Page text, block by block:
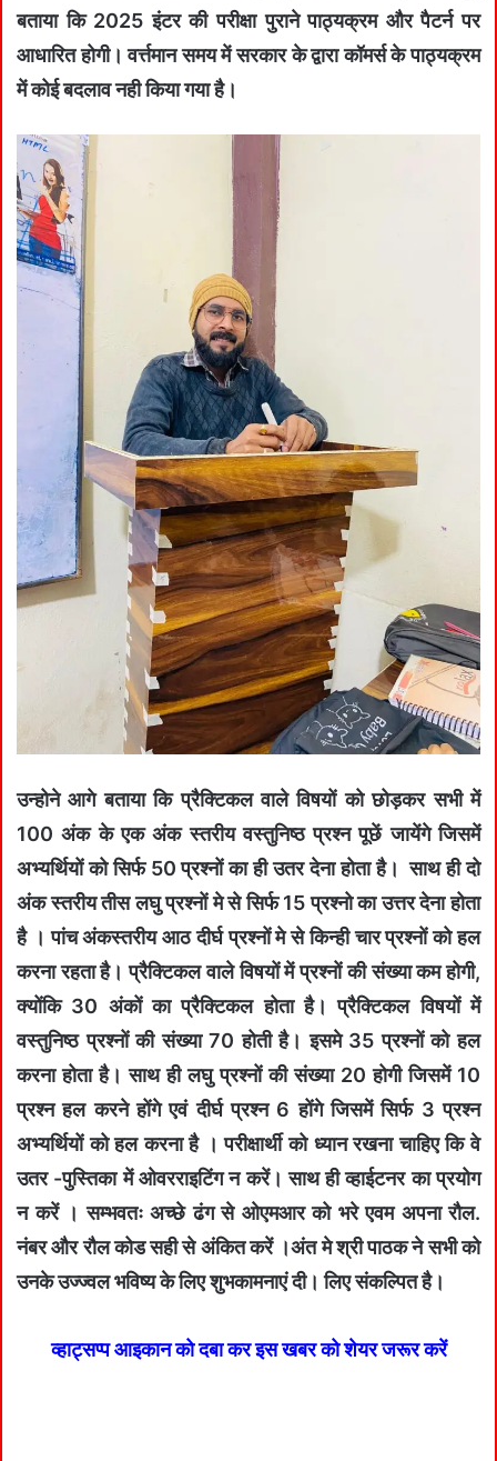
बताया कि 2025 इंटर की परीक्षा पुराने पाठ्यक्रम और पैटर्न पर
आधारित होगी। वर्त्तमान समय में सरकार के द्वारा कॉमर्स के पाठ्यक्रम
में कोई बदलाव नही किया गया है।
उन्होने आगे बताया कि प्रैक्टिकल वाले विषयों को छोड़कर सभी में
100 अंक के एक अंक स्तरीय वस्तुनिष्ठ प्रश्न पूछें जायेंगे जिसमें
अभ्यर्थियों को सिर्फ 50 प्रश्नों का ही उतर देना होता है। साथ ही दो
अंक स्तरीय तीस लघु प्रश्नों मे से सिर्फ 15 प्रश्नो का उत्तर देना होता
है । पांच अंकस्तरीय आठ दीर्घ प्रश्नों मे से किन्ही चार प्रश्नों को हल
करना रहता है। प्रैक्टिकल वाले विषयों में प्रश्नों की संख्या कम होगी,
क्योंकि 30 अंकों का प्रैक्टिकल होता है। प्रैक्टिकल विषयों में
वस्तुनिष्ठ प्रश्नों की संख्या 70 होती है। इसमे 35 प्रश्नों को हल
करना होता है। साथ ही लघु प्रश्नों की संख्या 20 होगी जिसमें 10
प्रश्न हल करने होंगे एवं दीर्घ प्रश्न 6 होंगे जिसमें सिर्फ 3 प्रश्न
अभ्यर्थियों को हल करना है । परीक्षार्थी को ध्यान रखना चाहिए कि वे
उतर -पुस्तिका में ओवरराइटिंग न करें। साथ ही व्हाईटनर का प्रयोग
न करें । सम्भवतः अच्छे ढंग से ओएमआर को भरे एवम अपना रौल.
नंबर और रौल कोड सही से अंकित करें ।अंत मे श्री पाठक ने सभी को
उनके उज्ज्वल भविष्य के लिए शुभकामनाएं दी। लिए संकल्पित है।
व्हाट्सप्प आइकान को दबा कर इस खबर को शेयर जरूर करें